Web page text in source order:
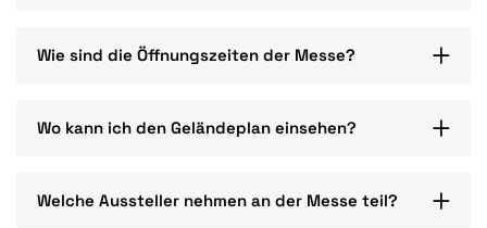
Wie sind die Öffnungszeiten der Messe?
Wo kann ich den Geländeplan einsehen?
Welche Aussteller nehmen an der Messe teil?